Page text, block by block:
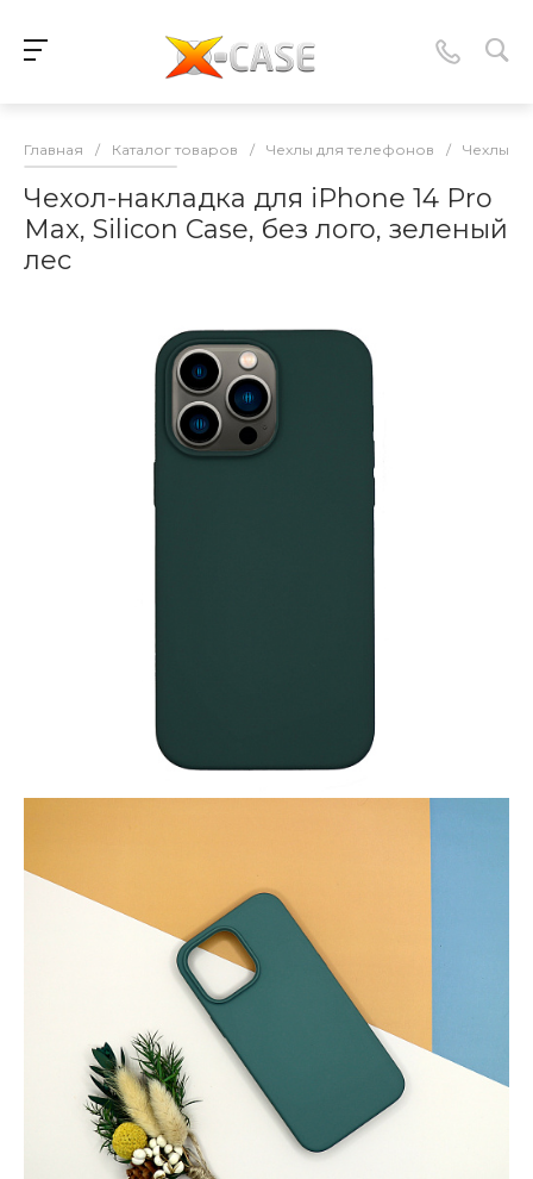
Главная / Каталог товаров / Чехлы для телефонов / Чехлы-
Чехол-накладка для iPhone 14 Pro
Max, Silicon Case, без лого, зеленый
лес